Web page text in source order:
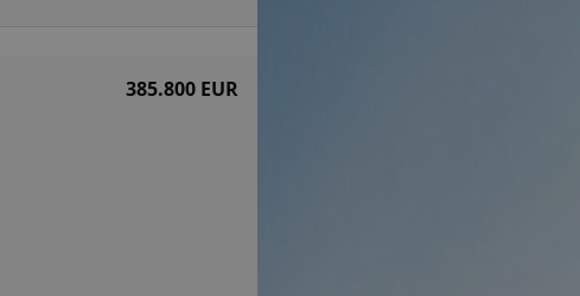
385.800 EUR